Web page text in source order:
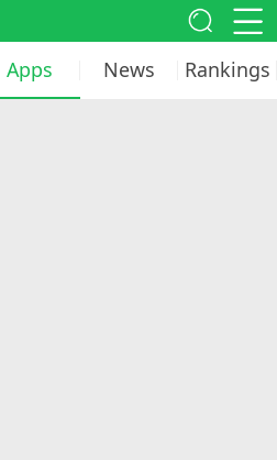
Apps News Rankings